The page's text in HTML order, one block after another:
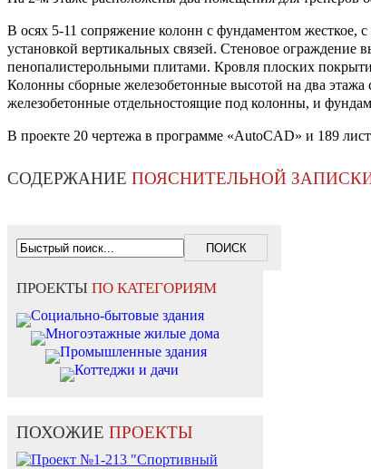
В осях 5-11 сопряжение колонн с фундаментом жесткое,
установкой вертикальных связей. Стеновое
пенопалистерольными плитами. Кровля плоских
Колонны сборные железобетонные высотой на два
железобетонные отдельностоящие под колонны, и
В проекте 20 чертежа в программе «AutoCAD» и 189
СОДЕРЖАНИЕ ПОЯСНИТЕЛЬНОЙ
ПРОЕКТЫ ПО КАТЕГОРИЯМ
Социально-бытовые здания
Многоэтажные жилые дома
Промышленные здания
Коттеджи и дачи
ПОХОЖИЕ ПРОЕКТЫ